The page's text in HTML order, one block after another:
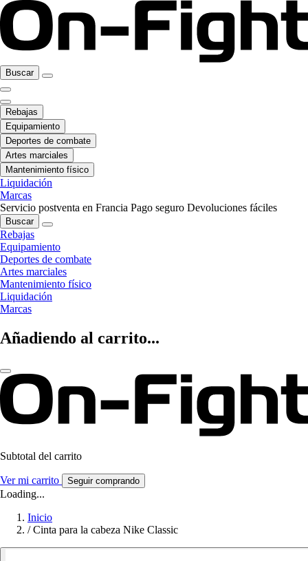
Buscar
Rebajas
Equipamiento
Deportes de combate
Artes marciales
Mantenimiento físico
Liquidación
Marcas
Servicio postventa en Francia Pago seguro Devoluciones fáciles
Buscar
Rebajas
Equipamiento
Deportes de combate
Artes marciales
Mantenimiento físico
Liquidación
Marcas
Añadiendo al carrito...
Subtotal del carrito
Ver mi carrito Seguir comprando
Loading...
Inicio
/ Cinta para la cabeza Nike Classic